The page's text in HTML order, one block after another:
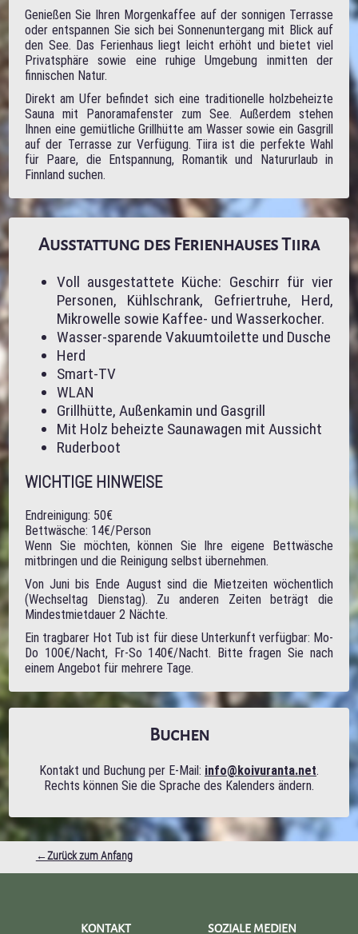
Genießen Sie Ihren Morgenkaffee auf der sonnigen Terrasse
oder entspannen Sie sich bei Sonnenuntergang mit Blick auf
den See. Das Ferienhaus liegt leicht erhöht und bietet viel
Privatsphäre sowie eine ruhige Umgebung inmitten der
finnischen Natur.
Direkt am Ufer befindet sich eine traditionelle holzbeheizte
Sauna mit Panoramafenster zum See. Außerdem stehen
Ihnen eine gemütliche Grillhütte am Wasser sowie ein Gasgrill
auf der Terrasse zur Verfügung. Tiira ist die perfekte Wahl
für Paare, die Entspannung, Romantik und Natururlaub in
Finnland suchen.
Ausstattung des Ferienhauses Tiira
Voll ausgestattete Küche: Geschirr für vier
Personen, Kühlschrank, Gefriertruhe, Herd,
Mikrowelle sowie Kaffee- und Wasserkocher.
Wasser-sparende Vakuumtoilette und Dusche
Herd
Smart-TV
WLAN
Grillhütte, Außenkamin und Gasgrill
Mit Holz beheizte Saunawagen mit Aussicht
Ruderboot
WICHTIGE HINWEISE
Endreinigung: 50€
Bettwäsche: 14€/Person
Wenn Sie möchten, können Sie Ihre eigene Bettwäsche
mitbringen und die Reinigung selbst übernehmen.
Von Juni bis Ende August sind die Mietzeiten wöchentlich
(Wechseltag Dienstag). Zu anderen Zeiten beträgt die
Mindestmietdauer 2 Nächte.
Ein tragbarer Hot Tub ist für diese Unterkunft verfügbar: Mo-
Do 100€/Nacht, Fr-So 140€/Nacht. Bitte fragen Sie nach
einem Angebot für mehrere Tage.
Buchen
Kontakt und Buchung per E-Mail: info@koivuranta.net.
Rechts können Sie die Sprache des Kalenders ändern.
←Zurück zum Anfang
KONTAKT SOZIALE MEDIEN